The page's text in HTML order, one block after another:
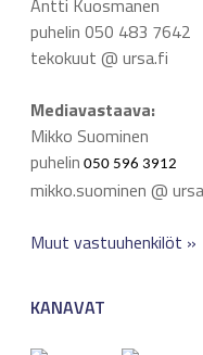
Antti Kuosmanen
puhelin 050 483 7642
tekokuut @ ursa.fi
Mediavastaava:
Mikko Suominen
puhelin 050 596 3912
mikko.suominen @
Muut vastuuhenkilöt »
KANAVAT